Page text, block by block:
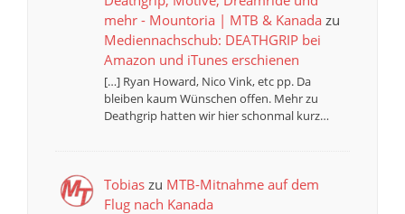
mehr - Mountoria | MTB & Kanadazu
Mediennachschub: DEATHGRIP bei
Amazon und iTunes erschienen
[…] Ryan Howard, Nico Vink, etc pp. Da
bleiben kaum Wünschen offen. Mehr zu
Deathgrip hatten wir hier schonmal kurz…
Tobiaszu MTB-Mitnahme auf dem
Flug nach Kanada